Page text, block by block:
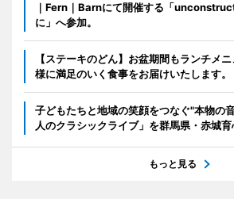
｜Fern｜Barnにて開催する「
に」へ参加。
【ステーキのどん】お盆期間もランチメ
様に満足のいく食事をお届けいたします。
子どもたちと地域の笑顔をつなぐ"本物
人のクラシックライブ」を群馬県・赤城
もっと見る